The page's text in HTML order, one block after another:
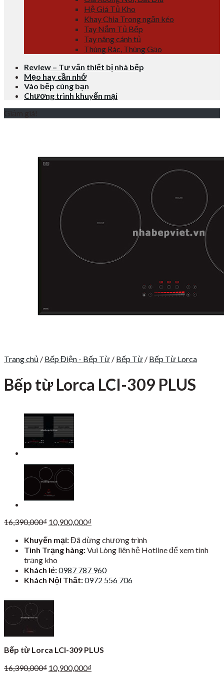
Hệ Giá Tủ Kho
Khay Chia Trong ngăn kéo
Tay Nắm Tủ Bếp
Tay nâng cánh tủ
Thùng Rác, Thùng Gạo
Review – Tư vấn thiết bị nhà bếp
Mẹo hay cần nhớ
Vào bếp cùng bạn
Chương trình khuyến mại
Trang chủ / Bếp Điện - Bếp Từ / Bếp Từ / Bếp Từ Lorca
Bếp từ Lorca LCI-309 PLUS
16,390,000₫ Giá
là:
16,390,000₫.
10,900,000₫
tại
là:
Khuyến mại:Đã dừng chương trình
Tình Trạng hàng:Vui Lòng liên hệ Hotline để xem tình
trạng kho
Khách lẻ:0987 787 960
Khách Nội Thất:0972 556 706
Bếp từ Lorca LCI-309 PLUS
16,390,000₫ Giá
10,900,000₫